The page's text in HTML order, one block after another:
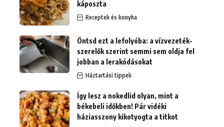
káposzta
Receptek és konyha
Öntsd ezt a lefolyóba: a vízvezeték-
szerelők szerint semmi sem oldja fel
jobban a lerakódásokat
Háztartási tippek
Így lesz a nokedlid olyan, mint a
békebeli időkben! Pár vidéki
háziasszony kikotyogta a titkot